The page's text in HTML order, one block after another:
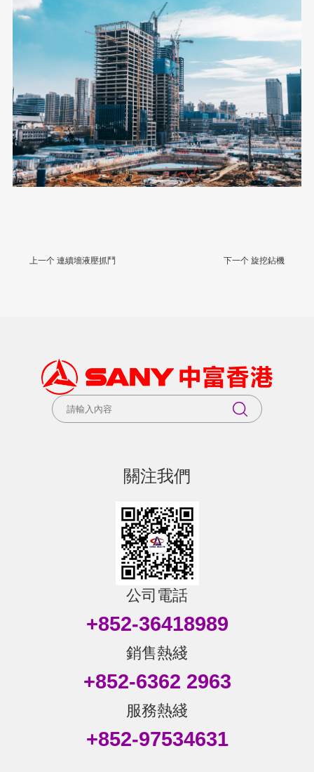
上一个 連續墻液壓抓鬥 下一个 旋挖鉆機
關注我們
公司電話
+852-36418989
銷售熱綫
+852-6362 2963
服務熱綫
+852-97534631